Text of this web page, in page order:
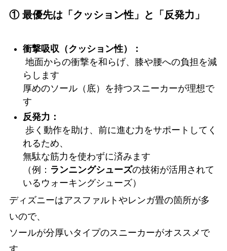
① 最優先は「クッション性」と「反発力」
衝撃吸収（クッション性）：
地面からの衝撃を和らげ、膝や腰への負担を減
らします
厚めのソール（底）を持つスニーカーが理想で
す
反発力：
歩く動作を助け、前に進む力をサポートしてく
れるため、
無駄な筋力を使わずに済みます
（例： ランニングシューズの技術が活用されて
いるウォーキングシューズ）
ディズニーはアスファルトやレンガ畳の箇所が多
いので、
ソールが分厚いタイプのスニーカーがオススメで
す